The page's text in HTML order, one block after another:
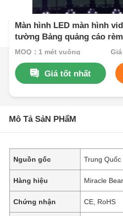
Màn hình LED màn hình
tường Bảng quảng cáo
trời linh hoạt cho quảng
MOQ：1 mét vuông
Giá tốt nhất
Mô Tả SảN PHẩM
Nguồn gốc Trung Quốc
Hàng hiệu Miracle
Chứng nhận CE, RoHS